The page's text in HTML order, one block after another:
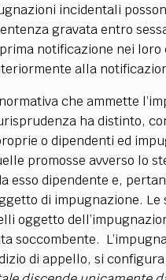
incidentali
gravata entro
notificazione nei
alla
che ammette
ha distinto,
o dipendenti ed
promosse avverso lo
esso dipendente e,
di impugnazione. Le
oggetto
soccombente.
di appello, si configura